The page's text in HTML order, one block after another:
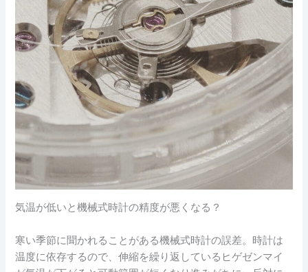
気温が低いと機械式時計の精度が悪くなる？
寒い季節に聞かれることがある機械式時計の誤差。時計は
温度に依存するので、伸縮を繰り返しているヒゲゼンマイ